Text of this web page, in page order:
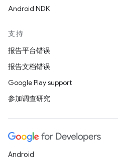
Android NDK
支持
报告平台错误
报告文档错误
Google Play support
参加调查研究
Android